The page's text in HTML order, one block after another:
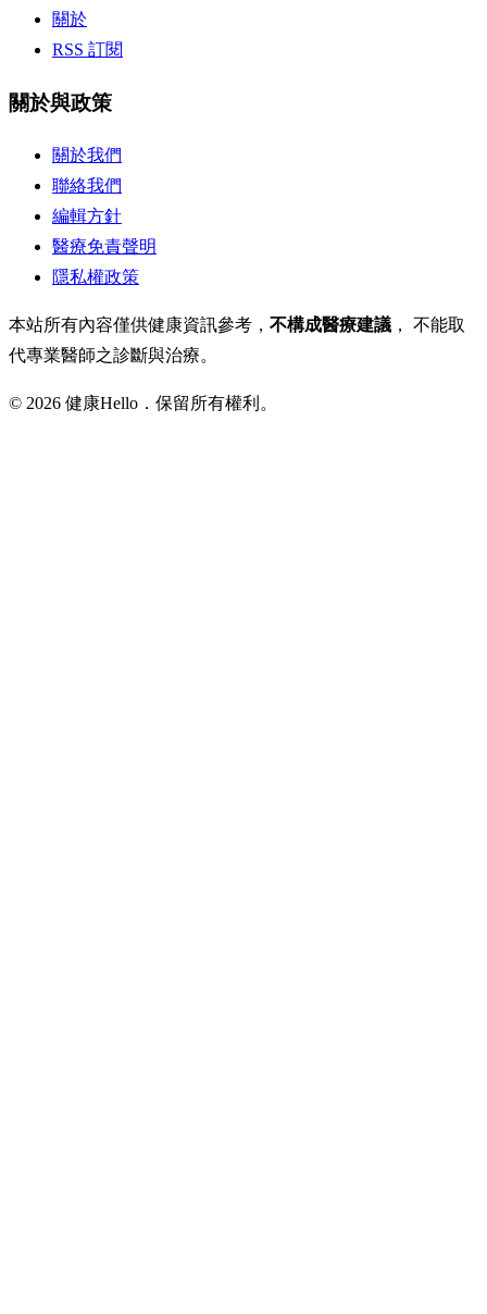
關於
RSS 訂閱
關於與政策
關於我們
聯絡我們
編輯方針
醫療免責聲明
隱私權政策
本站所有內容僅供健康資訊參考， 不構成醫療建議 ， 不能取
代專業醫師之診斷與治療。
© 2026 健康Hello．保留所有權利。